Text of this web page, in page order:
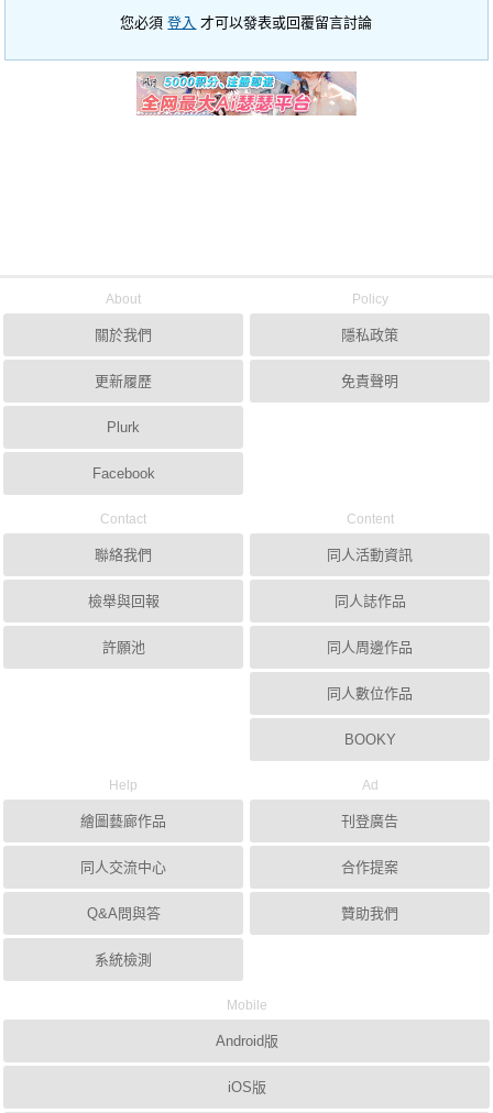
您必須登入 才可以發表或回覆留言討論
About
關於我們
更新履歷
Plurk
Facebook
Policy
隱私政策
免責聲明
Contact
聯絡我們
檢舉與回報
許願池
Content
同人活動資訊
同人誌作品
同人周邊作品
同人數位作品
BOOKY
Help
繪圖藝廊作品
同人交流中心
Q&A問與答
系統檢測
Ad
刊登廣告
合作提案
贊助我們
Mobile
Android版
iOS版